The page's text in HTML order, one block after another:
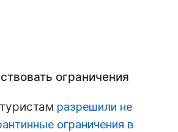
ограничения
разрешили не
ограничения в